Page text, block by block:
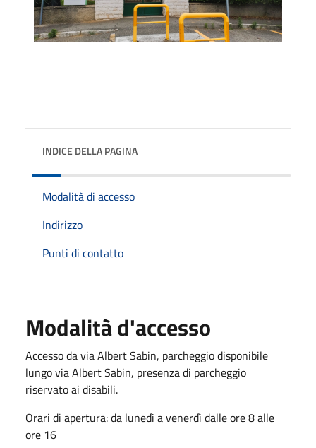
INDICE DELLA PAGINA
Modalità di accesso
Indirizzo
Punti di contatto
Modalità d'accesso
Accesso da via Albert Sabin, parcheggio disponibile
lungo via Albert Sabin, presenza di parcheggio
riservato ai disabili.
Orari di apertura: da lunedì a venerdì dalle ore 8 alle
ore 16